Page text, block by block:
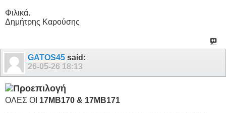
Φιλικά.
Δημήτρης Καρούσης
GATOS45 said:
26-05-26 18:13
ΟΛEΣ ΟΙ 17MB170 & 17MB171